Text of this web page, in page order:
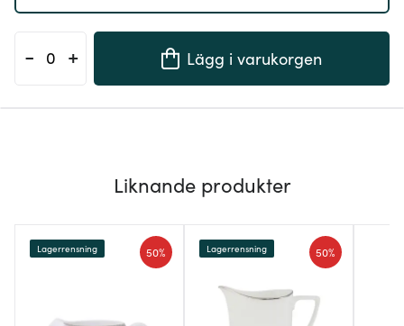
- + Lägg i varukorgen
Liknande produkter
50%
Lagerrensning 50%
Lagerrensning